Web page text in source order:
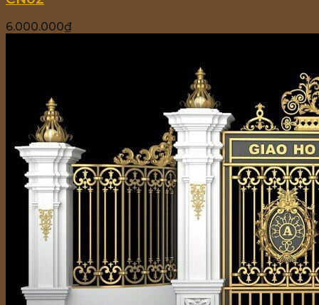
6.000.000₫